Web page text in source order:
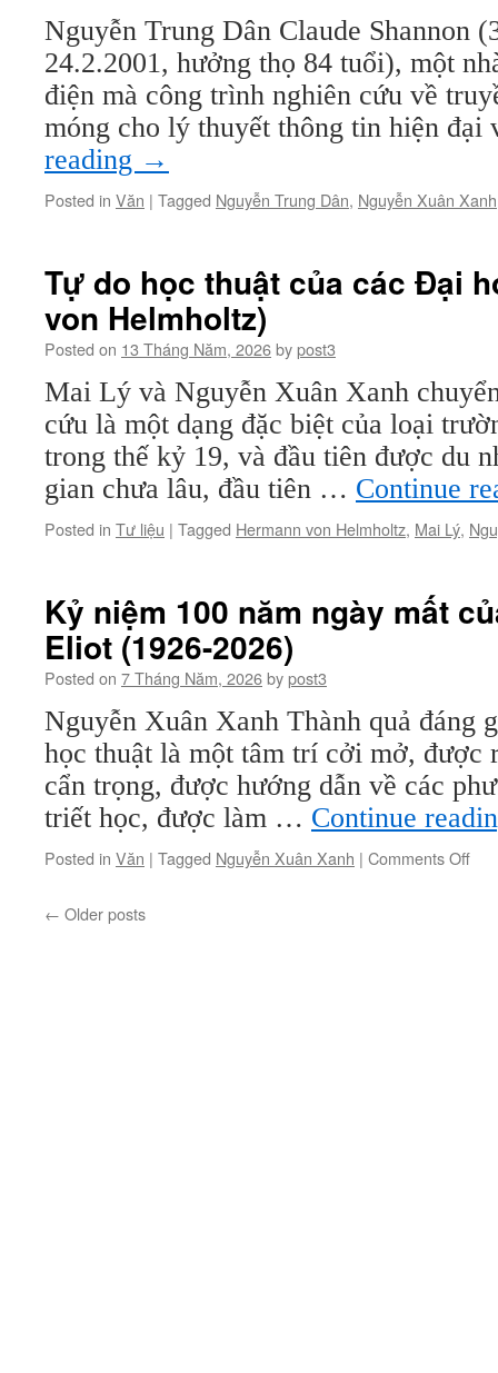
Nguyễn Trung Dân Claude Shannon
24.2.2001, hưởng thọ 84 tuổi), một
điện mà công trình nghiên cứu về
móng cho lý thuyết thông tin hiện
reading →
Posted in Văn | Tagged Nguyễn Trung Dân, Nguyễn Xuân Xanh
Tự do học thuật của các Đại
von Helmholtz)
Posted on 13 Tháng Năm, 2026bypost3
Mai Lý và Nguyễn Xuân Xanh
cứu là một dạng đặc biệt của loại
trong thế kỷ 19, và đầu tiên được du
gian chưa lâu, đầu tiên … Continue
Posted in Tư liệu | Tagged Hermann von Helmholtz, Mai Lý,
Kỷ niệm 100 năm ngày mất
Eliot (1926-2026)
Posted on 7 Tháng Năm, 2026bypost3
Nguyễn Xuân Xanh Thành quả đáng
học thuật là một tâm trí cởi mở, được
cẩn trọng, được hướng dẫn về các
triết học, được làm … Continue
Posted in Văn | Tagged Nguyễn Xuân Xanh | Comments Offon
← Older posts